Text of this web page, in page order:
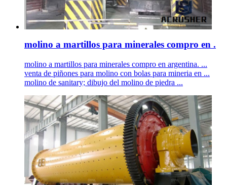
molino a martillos para minerales compro en .
molino a martillos para minerales compro en argentina. ...
venta de piñones para molino con bolas para mineria en ...
molino de sanitary; dibujo del molino de piedra ...